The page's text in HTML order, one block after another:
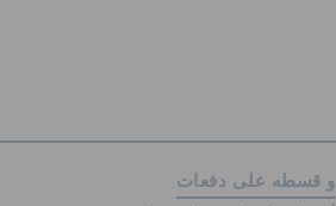
و قسطه على دفعات